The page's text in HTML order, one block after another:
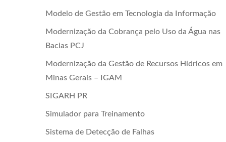
Modelo de Gestão em Tecnologia da Informação
Modernização da Cobrança pelo Uso da Água nas
Bacias PCJ
Modernização da Gestão de Recursos Hídricos em
Minas Gerais – IGAM
SIGARH PR
Simulador para Treinamento
Sistema de Detecção de Falhas